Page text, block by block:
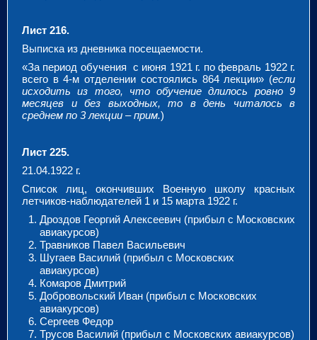
Лист 216.
Выписка из дневника посещаемости.
«За период обучения с июня 1921 г. по февраль 1922 г.
всего в 4-м отделении состоялись 864 лекции» (если
исходить из того, что обучение длилось ровно 9
месяцев и без выходных, то в день читалось в
среднем по 3 лекции – прим.)
Лист 225.
21.04.1922 г.
Список лиц, окончивших Военную школу красных
летчиков-наблюдателей 1 и 15 марта 1922 г.
Дроздов Георгий Алексеевич (прибыл с Московских
авиакурсов)
Травников Павел Васильевич
Шугаев Василий (прибыл с Московских
авиакурсов)
Комаров Дмитрий
Добровольский Иван (прибыл с Московских
авиакурсов)
Сергеев Федор
Трусов Василий (прибыл с Московских авиакурсов)